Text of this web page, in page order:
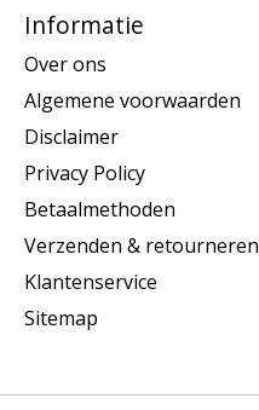
Informatie
Over ons
Algemene voorwaarden
Disclaimer
Privacy Policy
Betaalmethoden
Verzenden & retourneren
Klantenservice
Sitemap